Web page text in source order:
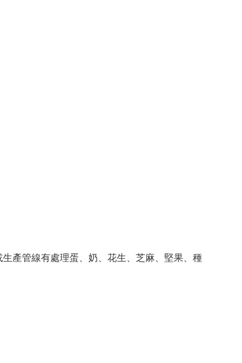
產管線有處理蛋、奶、花生、芝麻、堅果、種